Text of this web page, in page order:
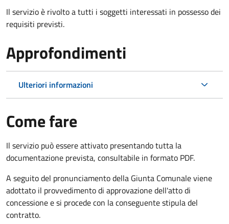
Il servizio è rivolto a tutti i soggetti interessati in possesso dei
requisiti previsti.
Approfondimenti
Ulteriori informazioni
Come fare
Il servizio può essere attivato presentando tutta la
documentazione prevista, consultabile in formato PDF.
A seguito del pronunciamento della Giunta Comunale viene
adottato il provvedimento di approvazione dell'atto di
concessione e si procede con la conseguente stipula del
contratto.